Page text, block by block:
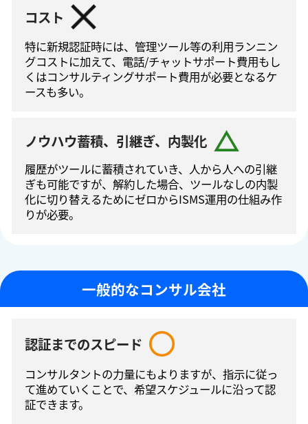
コスト
特に新規認証時には、管理ツール等の利⽤ランニン
グコストに加えて、電話/チャットサポート費⽤もし
くはコンサルティングサポート費⽤が必要となるケ
ースも多い。
ノウハウ蓄積、引継ぎ、内製化
履歴がツールに蓄積されていき、人から人への引継
ぎも可能ですが、解約した場合、ツールなしの内製
化に切り替えるためにゼロからISMS運⽤の仕組み作
りが必要。
一般的なコンサル会社
認証までのスピード
コンサルタントの⼒量にもよりますが、指⽰に従っ
て進めていくことで、希望スケジュールに沿って認
証できます。